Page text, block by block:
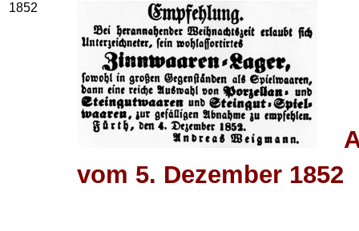
1852
vom 5. Dezember 1852